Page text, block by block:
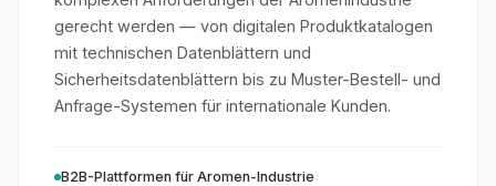
gerecht werden — von digitalen Produktkatalogen
mit technischen Datenblättern und
Sicherheitsdatenblättern bis zu Muster-Bestell- und
Anfrage-Systemen für internationale Kunden.
B2B-Plattformen für Aromen-Industrie